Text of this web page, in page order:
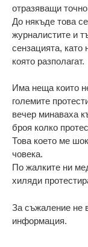
отразяващи
До някъде това
журналистите и
сензацията,
която разполагат.
Има неща които
големите
вечер минаваха
броя колко
Това което ме
човека.
По жалките ни
хиляди
За съжаление не
информация.